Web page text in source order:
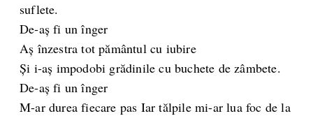
suflete.
De-aș fi un înger
Aș înzestra tot pământul cu iubire
Și i-aș impodobi grădinile cu buchete de zâmbete.
De-aș fi un înger
M-ar durea fiecare pas Iar tălpile mi-ar lua foc de la